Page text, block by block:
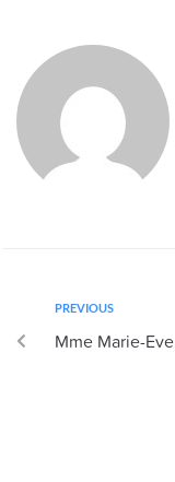
PREVIOUS
Mme Marie-Eve